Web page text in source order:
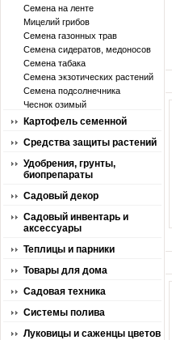
Семена на ленте
Мицелий грибов
Семена газонных трав
Семена сидератов, медоносов
Семена табака
Семена экзотических растений
Семена подсолнечника
Чеснок озимый
Картофель семенной
Средства защиты растений
Удобрения, грунты,
биопрепараты
Садовый декор
Садовый инвентарь и
аксессуары
Теплицы и парники
Товары для дома
Садовая техника
Системы полива
Луковицы и саженцы цветов